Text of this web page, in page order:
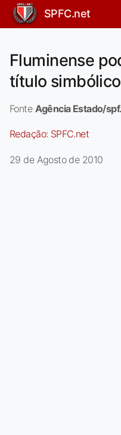
SPFC.net
Fluminense
título
Fonte Agência Estado/
Redação: SPFC.net
29 de Agosto de 2010